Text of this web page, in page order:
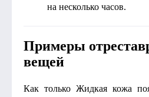
на несколько часов.
Примеры
вещей
Как только Жидкая кожа